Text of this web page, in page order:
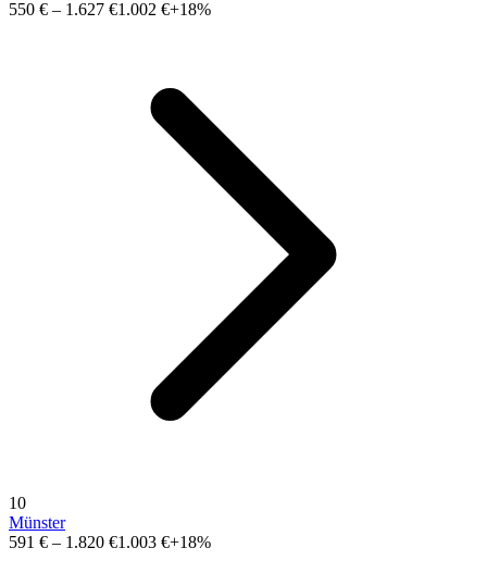
550 € – 1.627 €1.002 €+18%
10
Münster
591 € – 1.820 €1.003 €+18%